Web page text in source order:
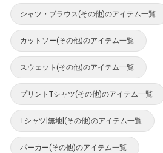
シャツ・ブラウス(その他)のアイテム一覧
カットソー(その他)のアイテム一覧
スウェット(その他)のアイテム一覧
プリントTシャツ(その他)のアイテム一覧
Tシャツ[無地](その他)のアイテム一覧
パーカー(その他)のアイテム一覧